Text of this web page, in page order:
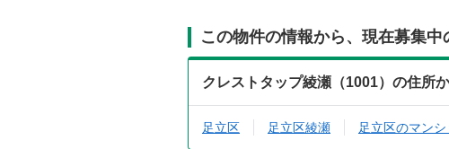
この物件の情報から、現在募集
クレストタップ綾瀬（1001）の住所
足立区 足立区綾瀬 足立区のマンシ